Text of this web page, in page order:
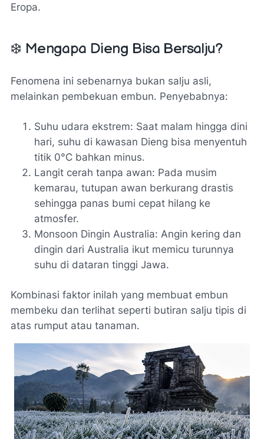
Eropa.
❄️ Mengapa Dieng Bisa Bersalju?
Fenomena ini sebenarnya bukan salju asli,
melainkan pembekuan embun. Penyebabnya:
Suhu udara ekstrem: Saat malam hingga dini
hari, suhu di kawasan Dieng bisa menyentuh
titik 0°C bahkan minus.
Langit cerah tanpa awan: Pada musim
kemarau, tutupan awan berkurang drastis
sehingga panas bumi cepat hilang ke
atmosfer.
Monsoon Dingin Australia: Angin kering dan
dingin dari Australia ikut memicu turunnya
suhu di dataran tinggi Jawa.
Kombinasi faktor inilah yang membuat embun
membeku dan terlihat seperti butiran salju tipis di
atas rumput atau tanaman.